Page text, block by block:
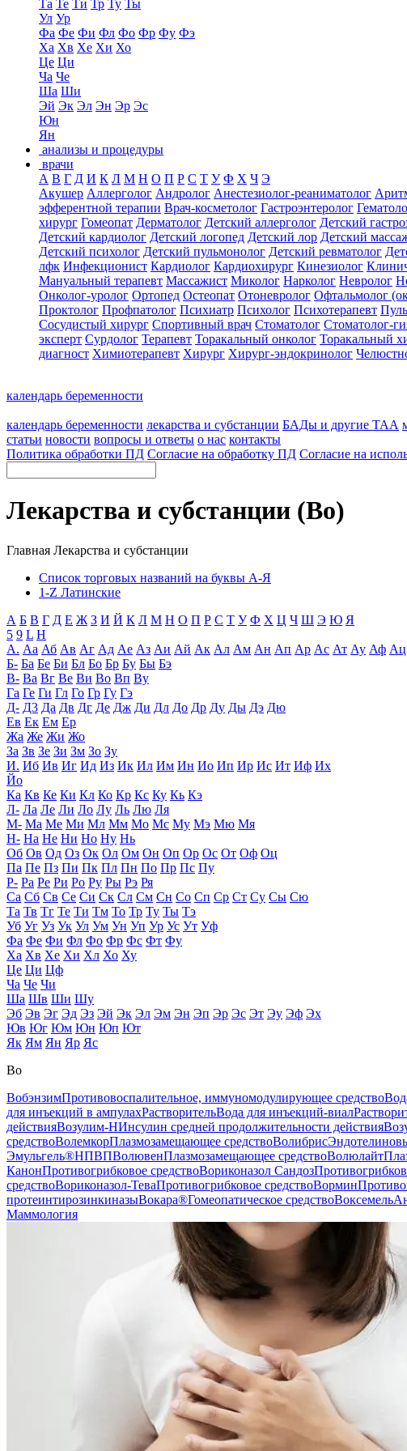
Та Те Ти Тр Ту Ты
Ул Ур
Фа Фе Фи Фл Фо Фр Фу Фэ
Ха Хв Хе Хи Хо
Це Ци
Ча Че
Ша Ши
Эй Эк Эл Эн Эр Эс
Юн
Ян
анализы и процедуры
врачи
А В Г Д И К Л М Н О П Р С Т У Ф Х Ч Э
Акушер Аллерголог Андролог Анестезиолог-реаниматолог
эфферентной терапии Врач-косметолог Гастроэнтеролог
хирург Гомеопат Дерматолог Детский аллерголог Детский
Детский кардиолог Детский логопед Детский лор Детский
Детский психолог Детский пульмонолог Детский ревматолог
лфк Инфекционист Кардиолог Кардиохирург Кинезиолог
Мануальный терапевт Массажист Миколог Нарколог Невролог
Онколог-уролог Ортопед Остеопат Отоневролог Офтальмолог
Проктолог Профпатолог Психиатр Психолог Психотерапевт
Сосудистый хирург Спортивный врач Стоматолог Стоматолог-
эксперт Сурдолог Терапевт Торакальный онколог Торакальный
диагност Химиотерапевт Хирург Хирург-эндокринолог
календарь беременности
календарь беременности лекарства и субстанции БАДы и другие ТАА
статьи новости вопросы и ответы о нас контакты
Политика обработки ПД Согласие на обработку ПД Согласие на
Лекарства и субстанции (Во)
Главная Лекарства и субстанции
Список торговых названий на буквы А-Я
1-Z Латинские
А Б В Г Д Е Ж З И Й К Л М Н О П Р С Т У Ф Х Ц Ч Ш Э Ю Я
5 9 L H
А. Аа Аб Ав Аг Ад Ае Аз Аи Ай Ак Ал Ам Ан Ап Ар Ас Ат Ау Аф Ац
Б- Ба Бе Би Бл Бо Бр Бу Бы Бэ
В- Ва Вг Ве Ви Во Вп Ву
Га Ге Ги Гл Го Гр Гу Гэ
Д- Д3 Да Дв Дг Де Дж Ди Дл До Др Ду Ды Дэ Дю
Ев Ек Ем Ер
Жа Же Жи Жо
За Зв Зе Зи Зм Зо Зу
И. Иб Ив Иг Ид Из Ик Ил Им Ин Ио Ип Ир Ис Ит Иф Их
Йо
Ка Кв Ке Ки Кл Ко Кр Кс Ку Кь Кэ
Л- Ла Ле Ли Ло Лу Ль Лю Ля
М- Ма Ме Ми Мл Мм Мо Мс Му Мэ Мю Мя
Н- На Не Ни Но Ну Нь
Об Ов Од Оз Ок Ол Ом Он Оп Ор Ос От Оф Оц
Па Пе Пз Пи Пк Пл Пн По Пр Пс Пу
Р- Ра Ре Ри Ро Ру Ры Рэ Ря
Са Сб Св Се Си Ск Сл См Сн Со Сп Ср Ст Су Сы Сю
Та Тв Тг Те Ти Тм То Тр Ту Ты Тэ
Уб Уг Уз Ук Ул Ум Ун Уп Ур Ус Ут Уф
Фа Фе Фи Фл Фо Фр Фс Фт Фу
Ха Хв Хе Хи Хл Хо Ху
Це Ци Цф
Ча Че Чи
Ша Шв Ши Шу
Эб Эв Эг Эд Эз Эй Эк Эл Эм Эн Эп Эр Эс Эт Эу Эф Эх
Юв Юг Юм Юн Юп Ют
Як Ям Ян Яр Яс
Во
ВобэнзимПротивовоспалительное, иммуномодулирующее средство
для инъекций в ампулахРастворительВода для инъекций-виал
действияВозулим-НИнсулин средней продолжительности действия
средствоВолемкорПлазмозамещающее средствоВолибрис
Эмульгель®НПВПВолювенПлазмозамещающее средствоВолюлайт
КанонПротивогрибковое средствоВориконазол Сандоз
средствоВориконазол-ТеваПротивогрибковое средствоВормин
протеинтирозинкиназыВокара®Гомеопатическое средствоВоксемель
Маммология